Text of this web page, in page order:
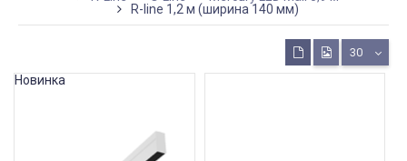
R-line 1,2 м (ширина 140 мм)
30
Новинка